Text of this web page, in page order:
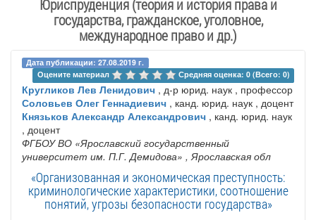
Юриспруденция (теория и история права и
государства, гражданское, уголовное,
международное право и др.)
Дата публикации: 27.08.2019 г.
Оцените материал
Средняя оценка: 0 (Всего: 0)
Кругликов Лев Ленидович , д-р юрид. наук , профессор
Соловьев Олег Геннадиевич , канд. юрид. наук , доцент
Князьков Александр Александрович , канд. юрид. наук
, доцент
ФГБОУ ВО «Ярославский государственный
университет им. П.Г. Демидова» , Ярославская обл
«Организованная и экономическая преступность:
криминологические характеристики, соотношение
понятий, угрозы безопасности государства»